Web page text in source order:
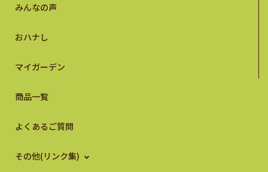
みんなの声
おハナし
マイガーデン
商品一覧
よくあるご質問
その他(リンク集)